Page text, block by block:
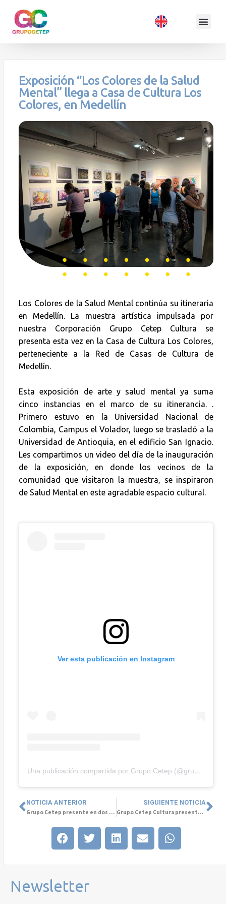
Exposición “Los Colores de la Salud
Mental” llega a Casa de Cultura Los
Colores, en Medellín
Los Colores de la Salud Mental continúa su itineraria
en Medellín. La muestra artística impulsada por
nuestra Corporación Grupo Cetep Cultura se
presenta esta vez en la Casa de Cultura Los Colores,
perteneciente a la Red de Casas de Cultura de
Medellín.
Esta exposición de arte y salud mental ya suma
cinco instancias en el marco de su itinerancia. .
Primero estuvo en la Universidad Nacional de
Colombia, Campus el Volador, luego se trasladó a la
Universidad de Antioquia, en el edificio San Ignacio.
Les compartimos un video del día de la inauguración
de la exposición, en donde los vecinos de la
comunidad que visitaron la muestra, se inspiraron
de Salud Mental en este agradable espacio cultural.
Ver esta publicación en Instagram
Una publicación compartida por Grupo Cetep (@grupo.cetep)
NOTICIA ANTERIOR
Grupo Cetep presente en dos encuentros internacionales clave para el futuro de la salud mental y la tecnología
SIGUIENTE NOTICIA
Grupo Cetep Cultura presente en Evento de Salud Mental y Prevención de suicidio en Antioquia – Colombia
Newsletter